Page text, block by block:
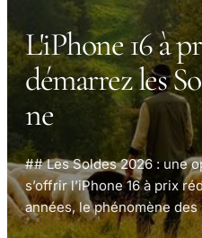
L'iPhone 16 à
démarrez les
ne
## Les Soldes 2026 : une
s’offrir l’iPhone 16 à prix
années, le phénomène